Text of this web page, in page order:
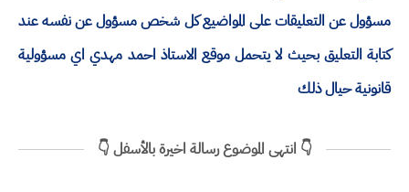
مسؤول عن التعليقات على المواضيع كل شخص مسؤول عن نفسه عند
كتابة التعليق بحيث لا يتحمل موقع الاستاذ احمد مهدي اي مسؤولية
قانونية حيال ذلك
👇 انتهى الموضوع رسالة اخيرة بالأسفل 👇